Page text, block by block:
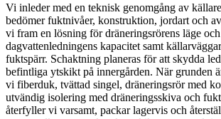
Vi inleder med en teknisk genomgång av
bedömer fuktnivåer, konstruktion, jordart och
vi fram en lösning för dräneringsrörens läge
dagvattenledningens kapacitet samt
fuktspärr. Schaktning planeras för att skydda
befintliga ytskikt på innergården. När grunden
vi fiberduk, tvättad singel, dräneringsrör med
utvändig isolering med dräneringsskiva och
återfyller vi varsamt, packar lagervis och